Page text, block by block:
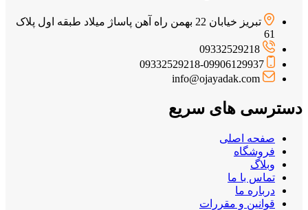
تبریز خیابان 22 بهمن راه آهن پاساژ میلاد طبقه اول پلاک
61
09332529218
09332529218-09906129937
info@ojayadak.com
دسترسی های سریع
صفحه اصلی
فروشگاه
وبلاگ
تماس با ما
درباره ما
قوانین و مقررات